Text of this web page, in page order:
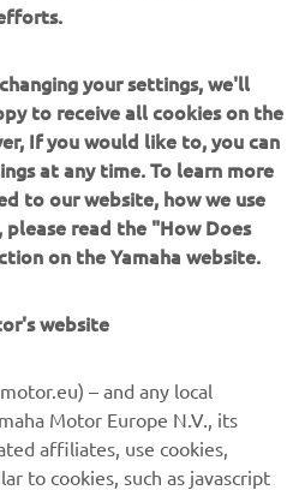
FJ1100
de pe aceste pagini web nu
sau necomerciale fără
Motor Europe N.V. și/sau
your settings, we'll
to receive all cookies on the
If you would like to, you can
at any time. To learn more
to our website, how we use
read the "How Does
on the Yamaha website.
website
– and any local
Motor Europe N.V., its
affiliates, use cookies,
to cookies, such as javascript